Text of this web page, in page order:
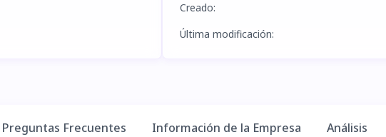
Creado:
Última modificación:
Preguntas Frecuentes Información de la Empresa Análisis